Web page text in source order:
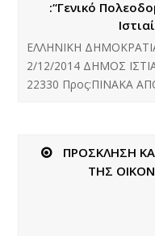
:“Γενικό
ΕΛΛΗΝΙΚΗ
2/12/2014 ΔΗΜΟΣ
22330 Προς:ΠΙΝΑΚΑ
ΠΡΟΣΚΛΗΣΗ
ΤΗΣ